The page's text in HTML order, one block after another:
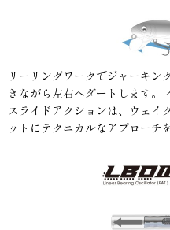
リーリングワークでジャーキン
きながら左右へダートします。
スライドアクションは、ウェイ
ットにテクニカルなアプローチ